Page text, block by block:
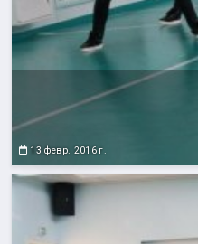
13 февр. 2016 г.